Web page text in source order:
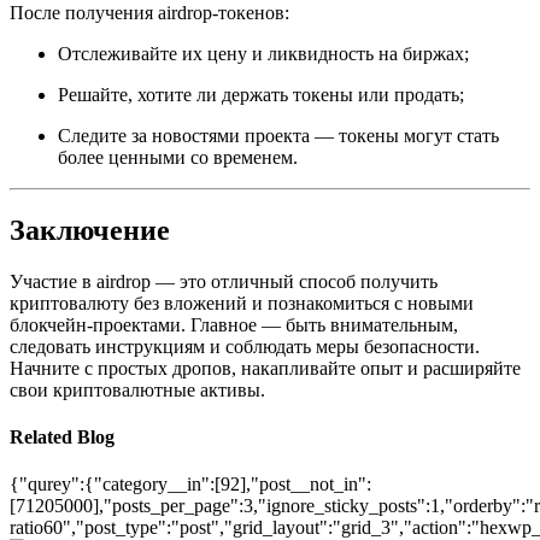
После получения airdrop-токенов:
Отслеживайте их цену и ликвидность на биржах;
Решайте, хотите ли держать токены или продать;
Следите за новостями проекта — токены могут стать
более ценными со временем.
Заключение
Участие в airdrop — это отличный способ получить
криптовалюту без вложений и познакомиться с новыми
блокчейн-проектами. Главное — быть внимательным,
следовать инструкциям и соблюдать меры безопасности.
Начните с простых дропов, накапливайте опыт и расширяйте
свои криптовалютные активы.
Related Blog
{"qurey":{"category__in":[92],"post__not_in":